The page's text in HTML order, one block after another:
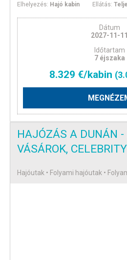
Elhelyezés: Hajó kabin Ellátás:
Dátum
2027-11-11
Időtartam
7 éjszaka
8.329 €/kabin
HAJÓZÁS A DUNÁN -
VÁSÁROK,
Hajóutak • Folyami hajóutak •